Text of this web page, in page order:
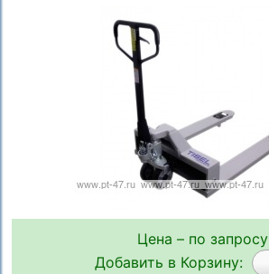
Цена – по запросу
Добавить в Корзину: